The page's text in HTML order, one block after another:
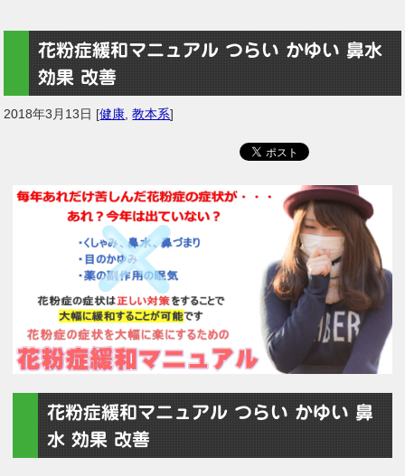
花粉症緩和マニュアル つらい かゆい 鼻水
効果 改善
2018年3月13日 [健康 ,教本系]
花粉症緩和マニュアル つらい かゆい 鼻
水 効果 改善